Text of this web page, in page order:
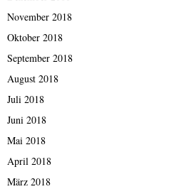
November 2018
Oktober 2018
September 2018
August 2018
Juli 2018
Juni 2018
Mai 2018
April 2018
März 2018